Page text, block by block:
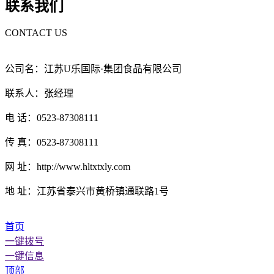
联系我们
CONTACT US
公司名：江苏U乐国际·集团食品有限公司
联系人：张经理
电 话：0523-87308111
传 真：0523-87308111
网 址：http://www.hltxtxly.com
地 址：江苏省泰兴市黄桥镇通联路1号
首页
一键拨号
一键信息
顶部